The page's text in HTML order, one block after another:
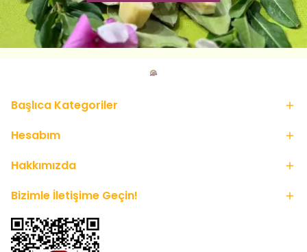
Başlıca Kategoriler
Hesabım
Hakkımızda
Bizimle İletişime Geçin!